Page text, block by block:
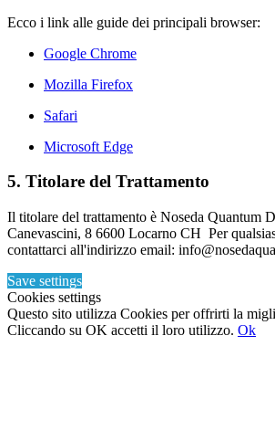
Ecco i link alle guide dei principali browser:
Google Chrome
Mozilla Firefox
Safari
Microsoft Edge
5. Titolare del Trattamento
Il titolare del trattamento è Noseda Quantum
Canevascini, 8 6600 Locarno CH Per
contattarci all'indirizzo email:
Save settings
Cookies settings
Questo sito utilizza Cookies per offrirti la
Cliccando su OK accetti il loro utilizzo. Ok